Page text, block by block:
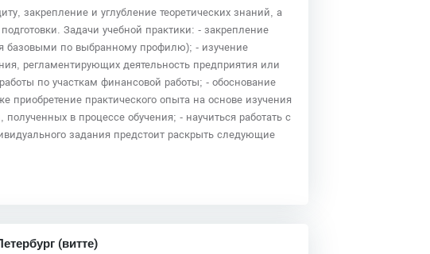
закрепление и углубление теоретических знаний, а
Задачи учебной практики: - закрепление
базовыми по выбранному профилю); - изучение
регламентирующих деятельность предприятия или
по участкам финансовой работы; - обоснование
практического опыта на основе изучения
в процессе обучения; - научиться работать с
задания предстоит раскрыть следующие
(витте)